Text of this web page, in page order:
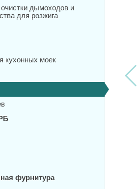
дымоходов и
для розжига
кухонных моек
фурнитура